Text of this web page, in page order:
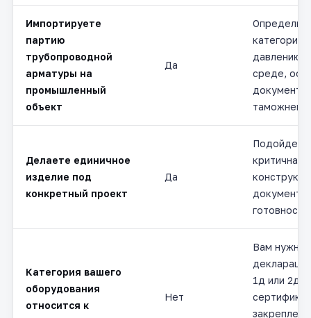
Импортируете
партию
трубопроводной
арматуры на
промышленный
объект
Да
Определим
категорию
давлению,
среде,
документы
таможней.
Делаете единичное
изделие под
конкретный проект
Да
Подойдет
критична
Категория вашего
оборудования
относится к
Нет
Вам нужна
1д или 2д,
закреплена